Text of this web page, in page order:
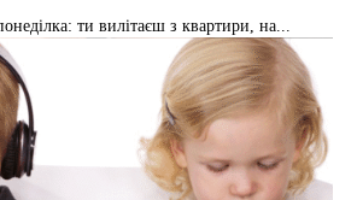
ти вилітаєш з квартири, на...